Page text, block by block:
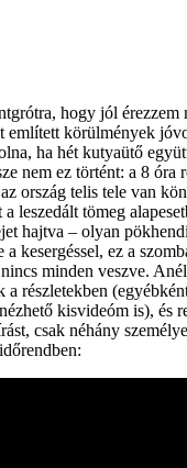
hogy jól érezzem
említett körülmények
ha hét kutyaütő
nem ez történt: a 8 óra
ország telis tele van
leszedált tömeg
hajtva – olyan
kesergéssel, ez a
minden veszve.
a részletekben
kisvideóm is), és
csak néhány